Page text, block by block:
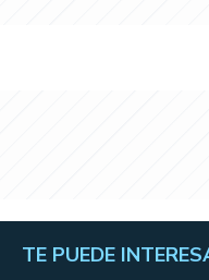
TE PUEDE